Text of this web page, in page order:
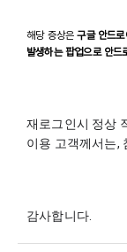
해당 증상은구글 안드
발생하는 팝업으로 안
재로그인시 정상
이용 고객께서는,
감사합니다.